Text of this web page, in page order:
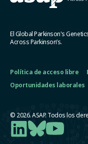
El Global Parkinson's
Across Parkinson’s.
Política de acceso libre
Oportunidades laborales
© 2026. ASAP. Todos los